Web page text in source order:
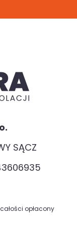
SĄCZ
opłacony